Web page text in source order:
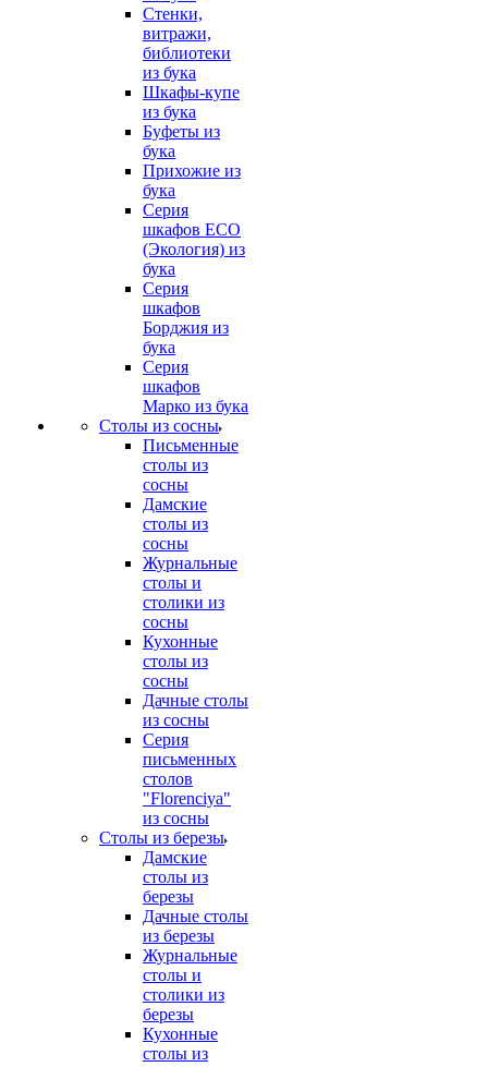
Стенки,
витражи,
библиотеки
из бука
Шкафы-купе
из бука
Буфеты из
бука
Прихожие из
бука
Серия
шкафов ECO
(Экология) из
бука
Серия
шкафов
Борджия из
бука
Серия
шкафов
Марко из бука
Столы из сосны
Письменные
столы из
сосны
Дамские
столы из
сосны
Журнальные
столы и
столики из
сосны
Кухонные
столы из
сосны
Дачные столы
из сосны
Серия
письменных
столов
"Florenciya"
из сосны
Столы из березы
Дамские
столы из
березы
Дачные столы
из березы
Журнальные
столы и
столики из
березы
Кухонные
столы из